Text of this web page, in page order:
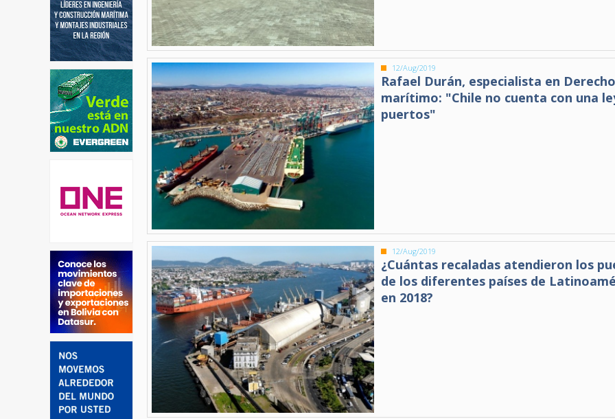
12/Aug/2019
Rafael Durán, especialista en Derecho
marítimo: "Chile no cuenta con una
puertos"
12/Aug/2019
¿Cuántas recaladas atendieron los
de los diferentes países de
en 2018?